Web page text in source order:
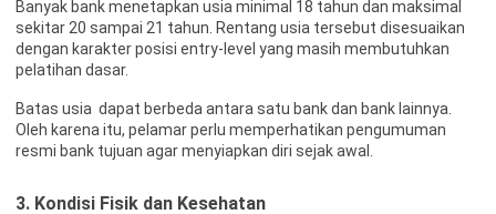
Banyak bank menetapkan usia minimal 18 tahun dan maksimal
sekitar 20 sampai 21 tahun. Rentang usia tersebut disesuaikan
dengan karakter posisi entry-level yang masih membutuhkan
pelatihan dasar.
Batas usia dapat berbeda antara satu bank dan bank lainnya.
Oleh karena itu, pelamar perlu memperhatikan pengumuman
resmi bank tujuan agar menyiapkan diri sejak awal.
3. Kondisi Fisik dan Kesehatan